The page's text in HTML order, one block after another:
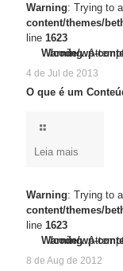
Warning: Trying to
content/themes/
line 1623
Warning: Trying
/code/wp-content/
Warning:
4 de Jul de 2013
O que é um
Leia mais
Warning: Trying to
content/themes/
line 1623
Warning: Trying
/code/wp-content/
Warning:
8 de Aug de 2012